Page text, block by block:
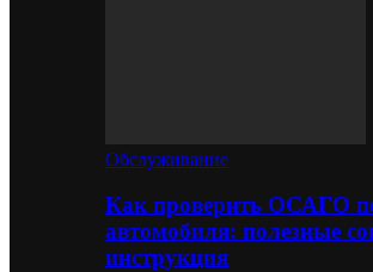
Обслуживание
Как проверить ОСАГО
автомобиля: полезные
инструкция